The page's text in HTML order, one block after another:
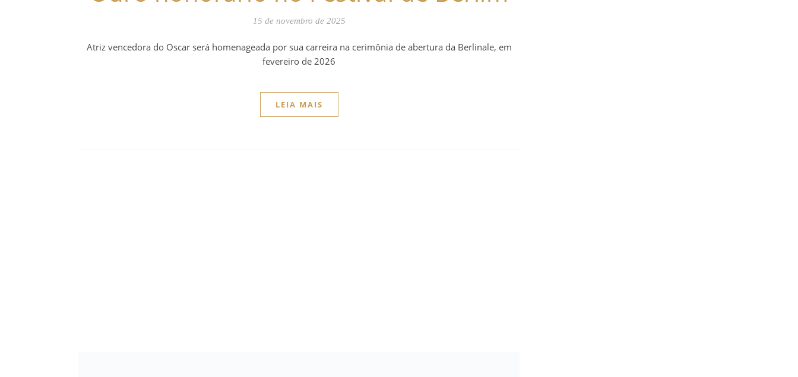
15 de novembro de 2025
Atriz vencedora do Oscar será homenageada por sua carreira na cerimônia de abertura da Berlinale, em
fevereiro de 2026
LEIA MAIS